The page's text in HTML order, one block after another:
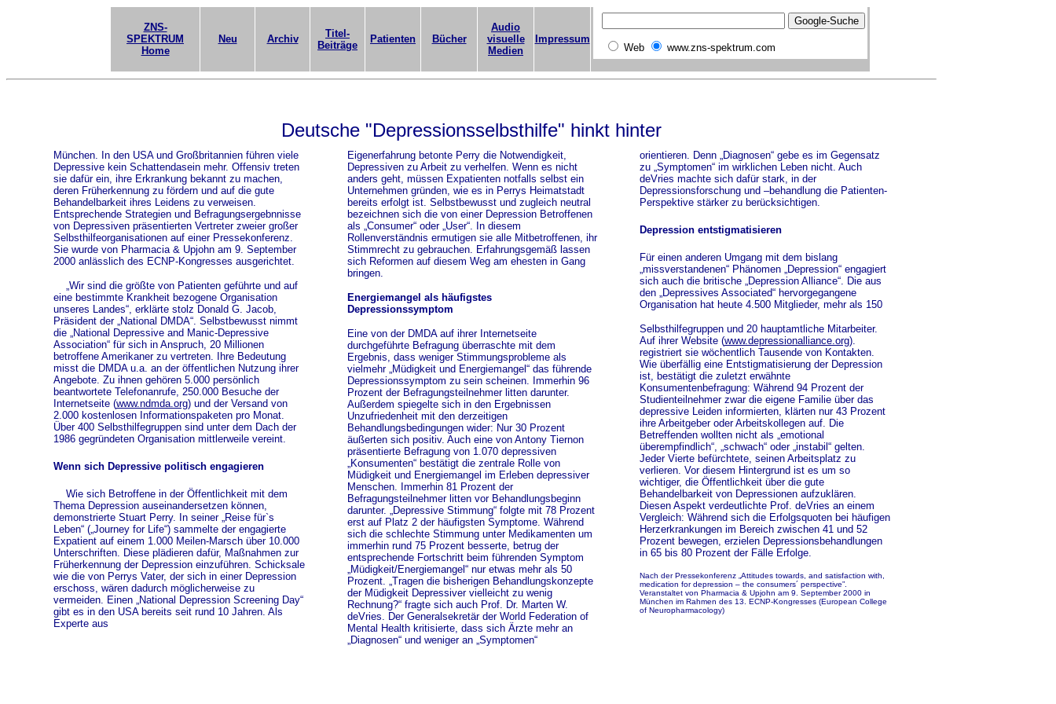
ZNS-
SPEKTRUM
Home
Neu Archiv
Titel-
Beiträge
Patienten Bücher
Audio
visuelle
Medien
Impressum
Web www.zns-spektrum.com
Deutsche "Depressionsselbsthilfe" hinkt hinter
München. In den USA und Großbritannien führen viele
Depressive kein Schattendasein mehr. Offensiv treten
sie dafür ein, ihre Erkrankung bekannt zu machen,
deren Früherkennung zu fördern und auf die gute
Behandelbarkeit ihres Leidens zu verweisen.
Entsprechende Strategien und Befragungsergebnnisse
von Depressiven präsentierten Vertreter zweier großer
Selbsthilfeorganisationen auf einer Pressekonferenz.
Sie wurde von Pharmacia & Upjohn am 9. September
2000 anlässlich des ECNP-Kongresses ausgerichtet.
„Wir sind die größte von Patienten geführte und auf
eine bestimmte Krankheit bezogene Organisation
unseres Landes“, erklärte stolz Donald G. Jacob,
Präsident der „National DMDA“. Selbstbewusst nimmt
die „National Depressive and Manic-Depressive
Association“ für sich in Anspruch, 20 Millionen
betroffene Amerikaner zu vertreten. Ihre Bedeutung
misst die DMDA u.a. an der öffentlichen Nutzung ihrer
Angebote. Zu ihnen gehören 5.000 persönlich
beantwortete Telefonanrufe, 250.000 Besuche der
Internetseite (www.ndmda.org) und der Versand von
2.000 kostenlosen Informationspaketen pro Monat.
Über 400 Selbsthilfegruppen sind unter dem Dach der
1986 gegründeten Organisation mittlerweile vereint.
Wenn sich Depressive politisch engagieren
Wie sich Betroffene in der Öffentlichkeit mit dem
Thema Depression auseinandersetzen können,
demonstrierte Stuart Perry. In seiner „Reise für`s
Leben“ („Journey for Life“) sammelte der engagierte
Expatient auf einem 1.000 Meilen-Marsch über 10.000
Unterschriften. Diese plädieren dafür, Maßnahmen zur
Früherkennung der Depression einzuführen. Schicksale
wie die von Perrys Vater, der sich in einer Depression
erschoss, wären dadurch möglicherweise zu
vermeiden. Einen „National Depression Screening Day“
gibt es in den USA bereits seit rund 10 Jahren. Als
Experte aus
Eigenerfahrung betonte Perry die Notwendigkeit,
Depressiven zu Arbeit zu verhelfen. Wenn es nicht
anders geht, müssen Expatienten notfalls selbst ein
Unternehmen gründen, wie es in Perrys Heimatstadt
bereits erfolgt ist. Selbstbewusst und zugleich neutral
bezeichnen sich die von einer Depression Betroffenen
als „Consumer“ oder „User“. In diesem
Rollenverständnis ermutigen sie alle Mitbetroffenen, ihr
Stimmrecht zu gebrauchen. Erfahrungsgemäß lassen
sich Reformen auf diesem Weg am ehesten in Gang
bringen.
Energiemangel als häufigstes
Depressionssymptom
Eine von der DMDA auf ihrer Internetseite
durchgeführte Befragung überraschte mit dem
Ergebnis, dass weniger Stimmungsprobleme als
vielmehr „Müdigkeit und Energiemangel“ das führende
Depressionssymptom zu sein scheinen. Immerhin 96
Prozent der Befragungsteilnehmer litten darunter.
Außerdem spiegelte sich in den Ergebnissen
Unzufriedenheit mit den derzeitigen
Behandlungsbedingungen wider: Nur 30 Prozent
äußerten sich positiv. Auch eine von Antony Tiernon
präsentierte Befragung von 1.070 depressiven
„Konsumenten“ bestätigt die zentrale Rolle von
Müdigkeit und Energiemangel im Erleben depressiver
Menschen. Immerhin 81 Prozent der
Befragungsteilnehmer litten vor Behandlungsbeginn
darunter. „Depressive Stimmung“ folgte mit 78 Prozent
erst auf Platz 2 der häufigsten Symptome. Während
sich die schlechte Stimmung unter Medikamenten um
immerhin rund 75 Prozent besserte, betrug der
entsprechende Fortschritt beim führenden Symptom
„Müdigkeit/Energiemangel“ nur etwas mehr als 50
Prozent. „Tragen die bisherigen Behandlungskonzepte
der Müdigkeit Depressiver vielleicht zu wenig
Rechnung?“ fragte sich auch Prof. Dr. Marten W.
deVries. Der Generalsekretär der World Federation of
Mental Health kritisierte, dass sich Ärzte mehr an
„Diagnosen“ und weniger an „Symptomen“
orientieren. Denn „Diagnosen“ gebe es im Gegensatz
zu „Symptomen“ im wirklichen Leben nicht. Auch
deVries machte sich dafür stark, in der
Depressionsforschung und –behandlung die Patienten-
Perspektive stärker zu berücksichtigen.
Depression entstigmatisieren
Für einen anderen Umgang mit dem bislang
„missverstandenen“ Phänomen „Depression“ engagiert
sich auch die britische „Depression Alliance“. Die aus
den „Depressives Associated“ hervorgegangene
Organisation hat heute 4.500 Mitglieder, mehr als 150
Selbsthilfegruppen und 20 hauptamtliche Mitarbeiter.
Auf ihrer Website (www.depressionalliance.org).
registriert sie wöchentlich Tausende von Kontakten.
Wie überfällig eine Entstigmatisierung der Depression
ist, bestätigt die zuletzt erwähnte
Konsumentenbefragung: Während 94 Prozent der
Studienteilnehmer zwar die eigene Familie über das
depressive Leiden informierten, klärten nur 43 Prozent
ihre Arbeitgeber oder Arbeitskollegen auf. Die
Betreffenden wollten nicht als „emotional
überempfindlich“, „schwach“ oder „instabil“ gelten.
Jeder Vierte befürchtete, seinen Arbeitsplatz zu
verlieren. Vor diesem Hintergrund ist es um so
wichtiger, die Öffentlichkeit über die gute
Behandelbarkeit von Depressionen aufzuklären.
Diesen Aspekt verdeutlichte Prof. deVries an einem
Vergleich: Während sich die Erfolgsquoten bei häufigen
Herzerkrankungen im Bereich zwischen 41 und 52
Prozent bewegen, erzielen Depressionsbehandlungen
in 65 bis 80 Prozent der Fälle Erfolge.
Nach der Pressekonferenz „Attitudes towards, and satisfaction with,
medication for depression – the consumers´ perspective”.
Veranstaltet von Pharmacia & Upjohn am 9. September 2000 in
München im Rahmen des 13. ECNP-Kongresses (European College
of Neuropharmacology)